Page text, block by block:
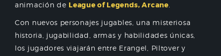
animación de League of Legends, Arcane
Con nuevos personajes jugables, una misteriosa
historia, jugabilidad, armas y habilidades únicas,
los jugadores viajarán entre Erangel, Piltover y